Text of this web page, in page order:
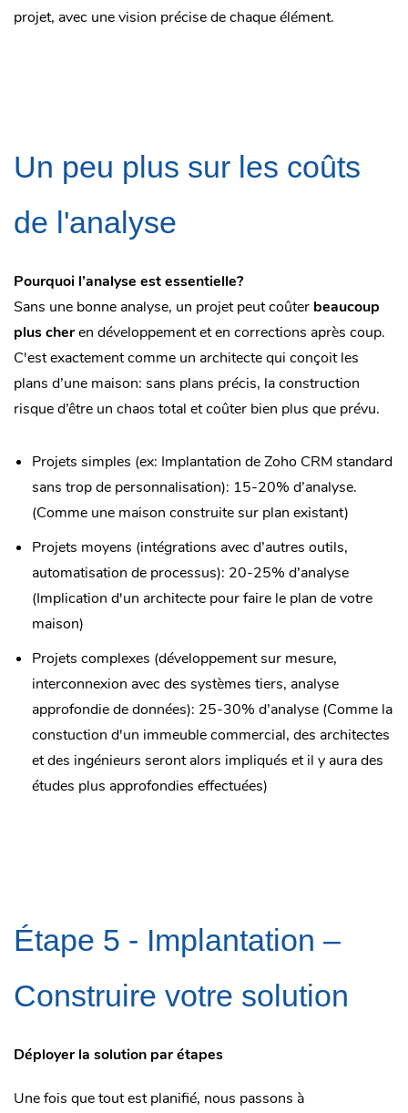
projet, avec une vision précise de chaque élément.
Un peu plus sur les coûts
de l'analyse
Pourquoi l’analyse est essentielle?
Sans une bonne analyse, un projet peut coûter beaucoup
plus cheren développement et en corrections après coup.
C'est exactement comme un architecte qui conçoit les
plans d’une maison: sans plans précis, la construction
risque d’être un chaos total et coûter bien plus que prévu.
Projets simples (ex: Implantation de Zoho CRM standard
sans trop de personnalisation): 15-20% d’analyse.
(Comme une maison construite sur plan existant)
Projets moyens (intégrations avec d’autres outils,
automatisation de processus): 20-25% d’analyse
(Implication d'un architecte pour faire le plan de votre
maison)
Projets complexes (développement sur mesure,
interconnexion avec des systèmes tiers, analyse
approfondie de données): 25-30% d’analyse (Comme la
constuction d'un immeuble commercial, des architectes
et des ingénieurs seront alors impliqués et il y aura des
études plus approfondies effectuées)
Étape 5 - Implantation –
Construire votre solution
Déployer la solution par étapes
Une fois que tout est planifié, nous passons à